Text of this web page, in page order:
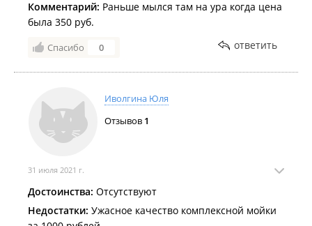
Комментарий: Раньше мылся там на ура когда цена
была 350 руб.
Спасибо 0 ответить
Иволгина Юля
Отзывов 1
31 июля 2021 г.
Достоинства: Отсутствуют
Недостатки: Ужасное качество комплексной мойки